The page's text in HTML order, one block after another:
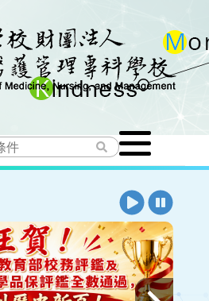
Toggle
navigation
播
放
暫
停